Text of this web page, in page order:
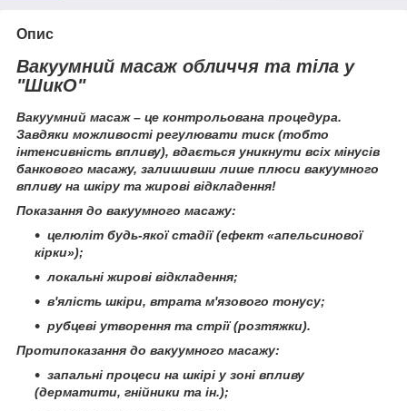
Опис
Вакуумний масаж обличчя та тіла у
"ШикО"
Вакуумний масаж – це контрольована процедура.
Завдяки можливості регулювати тиск (тобто
інтенсивність впливу), вдається уникнути всіх мінусів
банкового масажу, залишивши лише плюси вакуумного
впливу на шкіру та жирові відкладення!
Показання до вакуумного масажу:
целюліт будь-якої стадії (ефект «апельсинової
кірки»);
локальні жирові відкладення;
в'ялість шкіри, втрата м'язового тонусу;
рубцеві утворення та стрії (розтяжки).
Протипоказання до вакуумного масажу:
запальні процеси на шкірі у зоні впливу
(дерматити, гнійники та ін.);